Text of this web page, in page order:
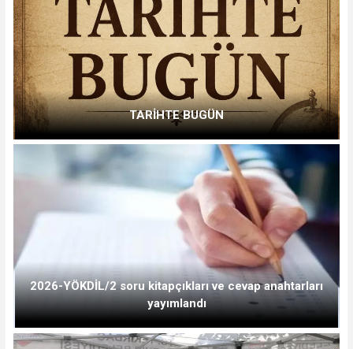
TARİHTE BUGÜN
2026-YÖKDİL/2 soru kitapçıkları ve cevap anahtarları
yayımlandı